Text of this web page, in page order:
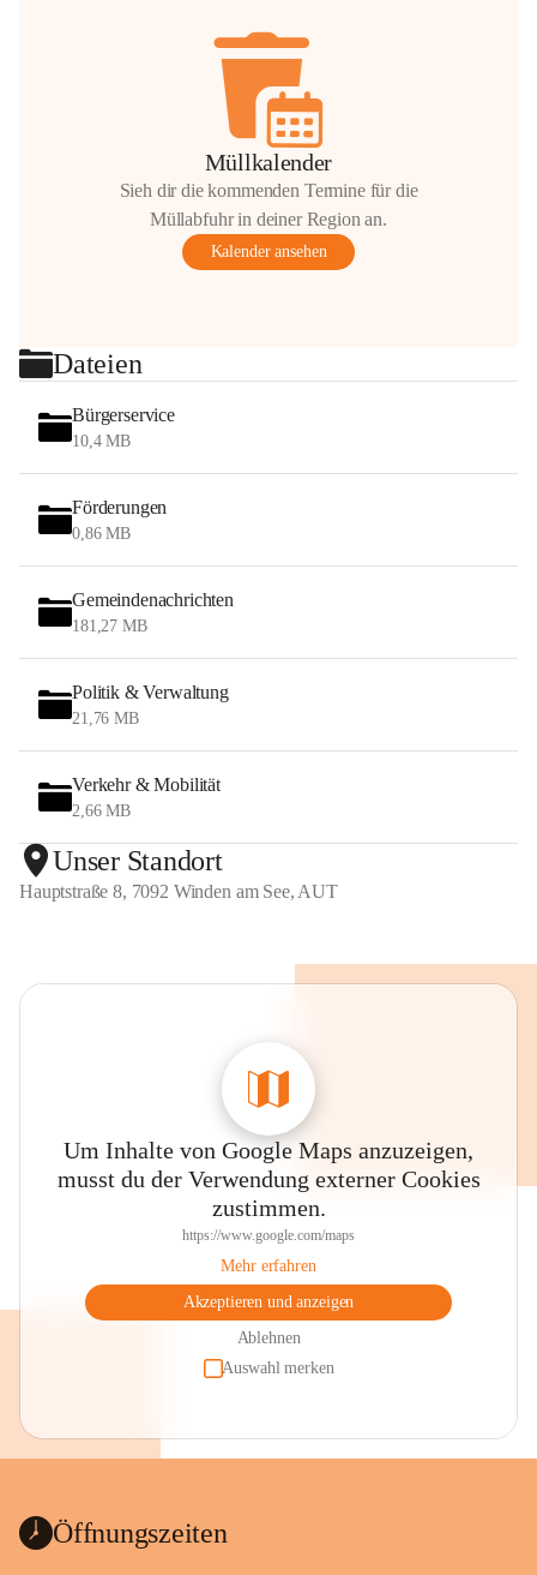
Müllkalender
Sieh dir die kommenden Termine für die
Müllabfuhr in deiner Region an.
Kalender ansehen
Dateien
Bürgerservice
10,4 MB
Förderungen
0,86 MB
Gemeindenachrichten
181,27 MB
Politik & Verwaltung
21,76 MB
Verkehr & Mobilität
2,66 MB
Unser Standort
Hauptstraße 8, 7092 Winden am See, AUT
Um Inhalte von Google Maps anzuzeigen,
musst du der Verwendung externer Cookies
zustimmen.
https://www.google.com/maps
Mehr erfahren
Akzeptieren und anzeigen
Ablehnen
Auswahl merken
Öffnungszeiten